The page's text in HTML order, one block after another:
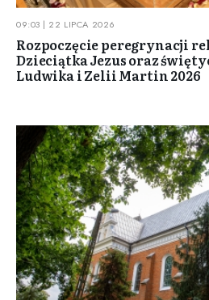
09:03 | 22 LIPCA 2026
Rozpoczęcie peregrynacji
Dzieciątka Jezus oraz
Ludwika i Zelii Martin 2026